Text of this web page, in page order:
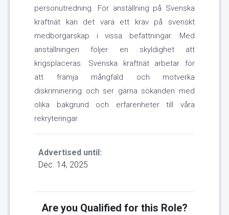
personutredning. För anställning på Svenska
kraftnät kan det vara ett krav på svenskt
medborgarskap i vissa befattningar. Med
anställningen följer en skyldighet att
krigsplaceras. Svenska kraftnät arbetar för
att främja mångfald och motverka
diskriminering och ser gärna sökanden med
olika bakgrund och erfarenheter till våra
rekryteringar.
Advertised until:
Dec. 14, 2025
Are you Qualified for this Role?